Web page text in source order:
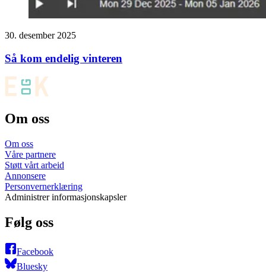
30. desember 2025
Så kom endelig vinteren
Om oss
Om oss
Våre partnere
Støtt vårt arbeid
Annonsere
Personvernerklæring
Administrer informasjonskapsler
Følg oss
Facebook
Bluesky